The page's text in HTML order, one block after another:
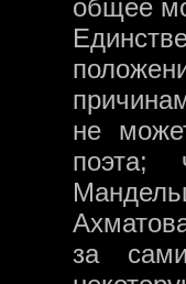
общее
не
поэта;
за